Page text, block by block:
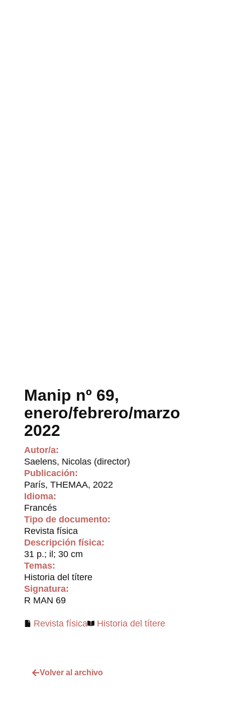
Manip nº 69,
enero/febrero/marzo
2022
Autor/a:
Saelens, Nicolas (director)
Publicación:
París, THEMAA, 2022
Idioma:
Francés
Tipo de documento:
Revista física
Descripción física:
31 p.; il; 30 cm
Temas:
Historia del títere
Signatura:
R MAN 69
Revista física Historia del títere
Volver al archivo